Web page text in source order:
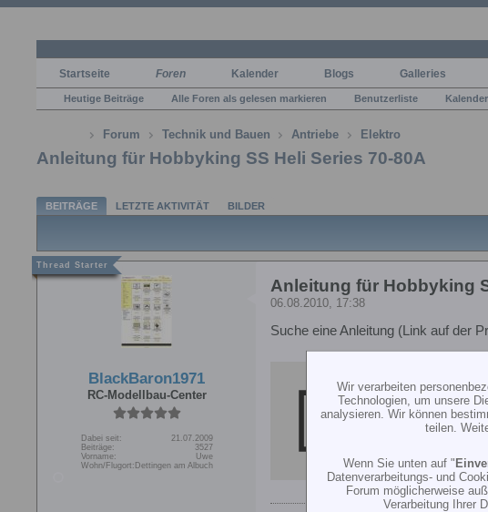
Startseite Foren Kalender Blogs Galleries
Heutige Beiträge Alle Foren als gelesen markieren Benutzerliste Kalender
Forum Technik und Bauen Antriebe Elektro
Anleitung für Hobbyking SS Heli Series 70-80A
BEITRÄGE LETZTE AKTIVITÄT BILDER
BlackBaron1971
RC-Modellbau-Center
Dabei seit:
21.07.2009
Beiträge:
3527
Vorname:
Uwe
Wohn/Flugort: Dettingen am Albuch
Anleitung für Hobbyking
06.08.2010, 17:38
Suche eine Anleitung (Link auf der
Wir verarbeiten
Technologien, um unsere
analysieren. Wir können
teilen.
Wenn Sie unten auf "
Datenverarbeitungs- und
Forum möglicherweise
Verarbeitung Ihrer